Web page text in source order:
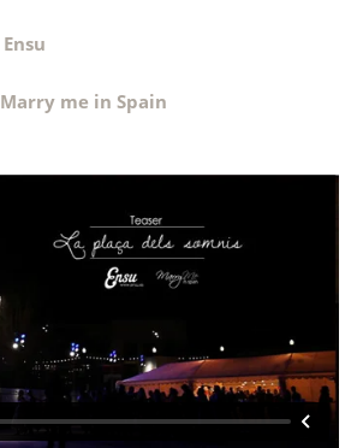
Ensu
Marry me in Spain